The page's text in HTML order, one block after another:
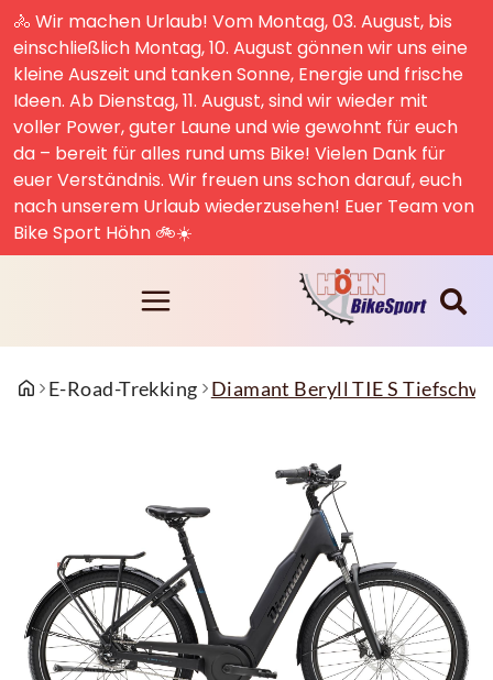
🚴 Wir machen Urlaub! Vom Montag, 03. August, bis
einschließlich Montag, 10. August gönnen wir uns eine
kleine Auszeit und tanken Sonne, Energie und frische
Ideen. Ab Dienstag, 11. August, sind wir wieder mit
voller Power, guter Laune und wie gewohnt für euch
da – bereit für alles rund ums Bike! Vielen Dank für
euer Verständnis. Wir freuen uns schon darauf, euch
nach unserem Urlaub wiederzusehen! Euer Team von
Bike Sport Höhn 🚲☀️
E-Road-Trekking Diamant Beryll TIE S